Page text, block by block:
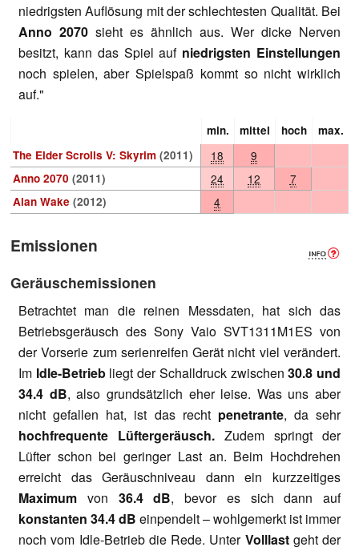
niedrigsten Auflösung mit der schlechtesten Qualität. Bei
Anno 2070 sieht es ähnlich aus. Wer dicke Nerven
besitzt, kann das Spiel auf niedrigsten Einstellungen
noch spielen, aber Spielspaß kommt so nicht wirklich
auf."
min. mittel hoch
max.
The Elder Scrolls V: Skyrim (2011) 18 9
Anno 2070 (2011) 24 12 7
Alan Wake (2012) 4
Emissionen
Geräuschemissionen
Betrachtet man die reinen Messdaten, hat sich das
Betriebsgeräusch des Sony Vaio SVT1311M1ES von
der Vorserie zum serienreifen Gerät nicht viel verändert.
Im Idle-Betriebliegt der Schalldruck zwischen 30.8 und
34.4 dB, also grundsätzlich eher leise. Was uns aber
nicht gefallen hat, ist das recht penetrante, da sehr
hochfrequente Lüftergeräusch. Zudem springt der
Lüfter schon bei geringer Last an. Beim Hochdrehen
erreicht das Geräuschniveau dann ein kurzzeitiges
Maximum von 36.4 dB, bevor es sich dann auf
konstanten 34.4 dB einpendelt – wohlgemerkt ist immer
noch vom Idle-Betrieb die Rede. Unter Volllastgeht der